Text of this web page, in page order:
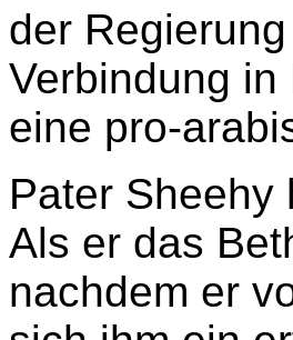
der
Verbindung
eine pro-
Pater Sheehy
Als er das
nachdem er